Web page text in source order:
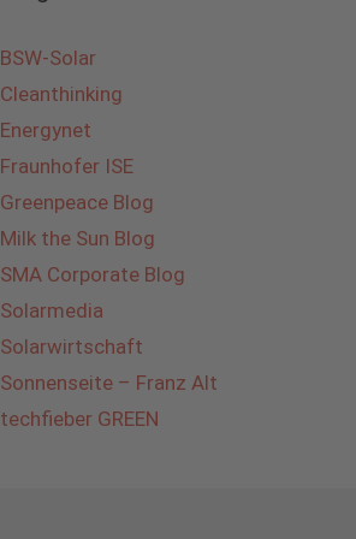
BSW-Solar
Cleanthinking
Energynet
Fraunhofer ISE
Greenpeace Blog
Milk the Sun Blog
SMA Corporate Blog
Solarmedia
Solarwirtschaft
Sonnenseite – Franz Alt
techfieber GREEN